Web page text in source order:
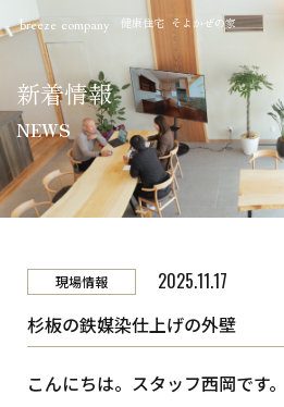
breeze company 健康住宅 そよかぜの家
新着情報
NEWS
現場情報
2025.11.17
杉板の鉄媒染仕上げの外壁
こんにちは。スタッフ西岡です。